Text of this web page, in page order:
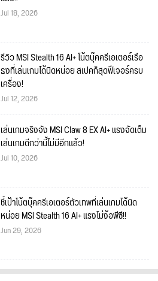
Jul 18, 2026
รีวิว MSI Stealth 16 AI+ โน้ตบุ๊คครีเอเตอร์เรือ
ธงที่เล่นเกมได้นิดหน่อย สเปคก็สุดฟีเจอร์ครบ
เครื่อง!
Jul 12, 2026
เล่นเกมจริงจัง MSI Claw 8 EX AI+ แรงจัดเต็ม
เล่นเกมดีกว่านี้ไม่มีอีกแล้ว!
Jul 10, 2026
ชี้เป้าโน้ตบุ๊คครีเอเตอร์ตัวเทพที่เล่นเกมได้นิด
หน่อย MSI Stealth 16 AI+ แรงไม่ง้อพีซี!!
Jun 29, 2026